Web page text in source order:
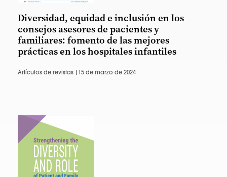
Diversidad, equidad e inclusión en los
consejos asesores de pacientes y
familiares: fomento de las mejores
prácticas en los hospitales infantiles
Artículos de revistas | 15 de marzo de 2024